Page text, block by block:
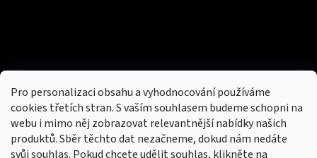
Pro personalizaci obsahu a vyhodnocování používáme
cookies třetích stran. S vaším souhlasem budeme schopni na
webu i mimo něj zobrazovat relevantnější nabídky našich
produktů. Sběr těchto dat nezačneme, dokud nám nedáte
svůj souhlas. Pokud chcete udělit souhlas, klikněte na